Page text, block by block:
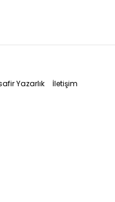
Yazarlık İletişim